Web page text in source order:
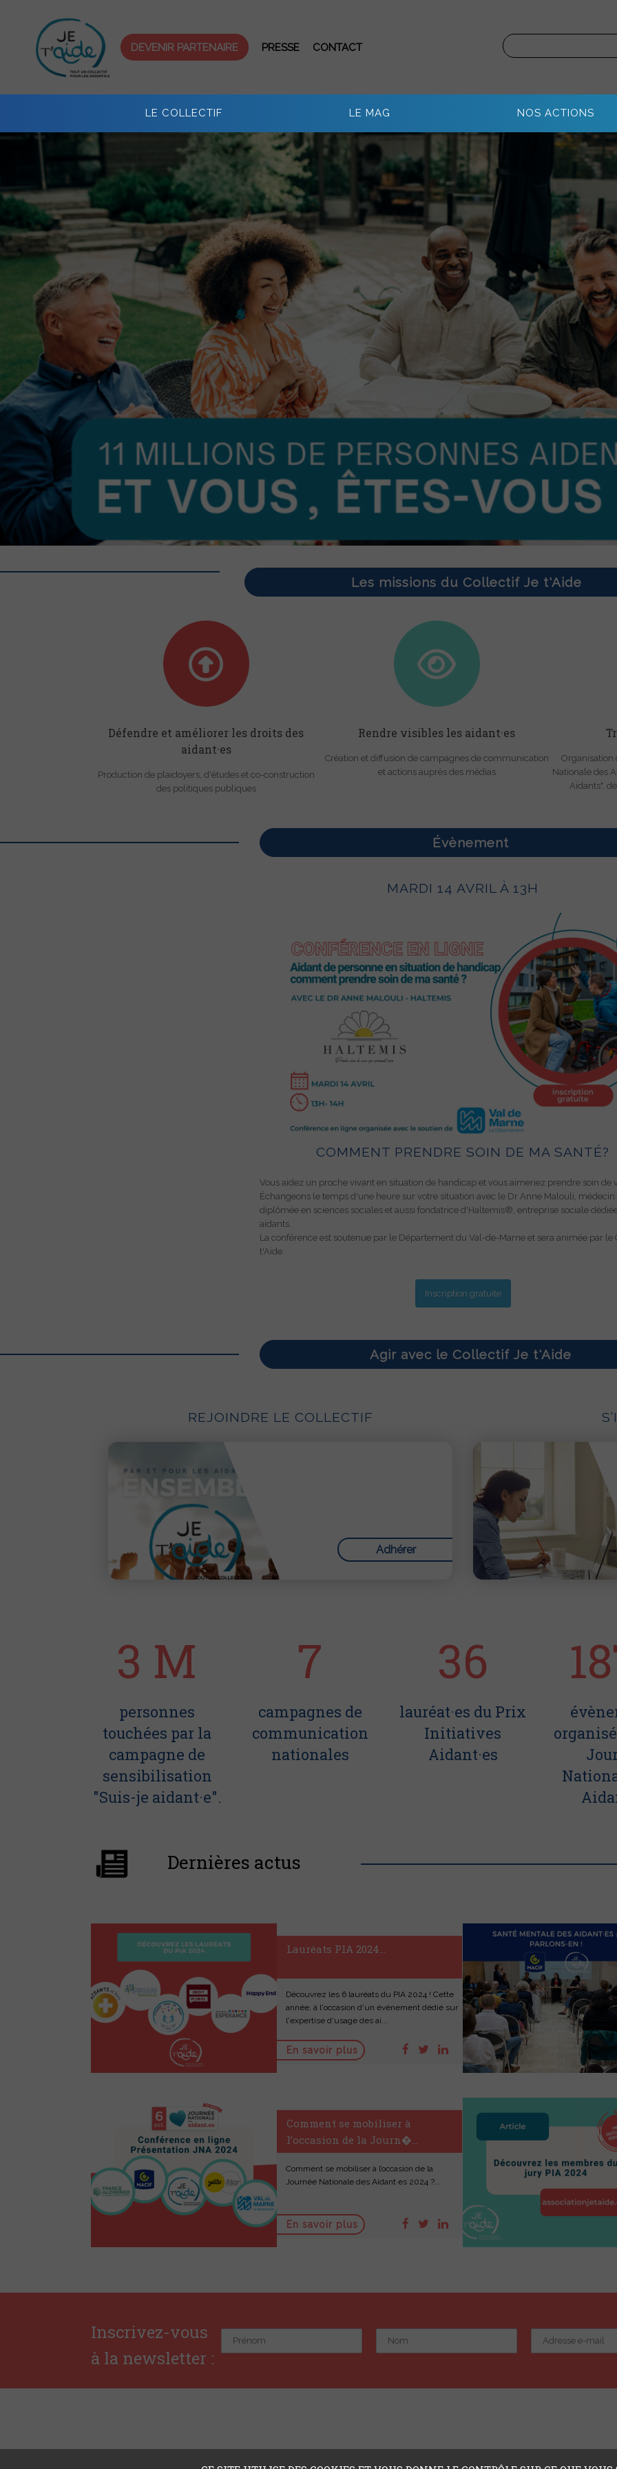
DEVENIR PARTENAIRE PRESSE CONTACT
LE COLLECTIF LE MAG NOS ACTIONS
Les missions du Collectif Je t'Aide
Défendre et améliorer les droits des
aidant·es
Production de plaidoyers, d'études et co-construction
des politiques publiques
Rendre visibles les aidant·es
Création et diffusion de campagnes de communication
et actions auprès des médias
Organisation
Nationale des
Aidants",
Évènement
MARDI 14 AVRIL À 13H
COMMENT PRENDRE SOIN DE MA SANTÉ?
Vous aidez un proche vivant en situation de handicap et vous aimeriez prendre soin de
Échangeons le temps d'une heure sur votre situation avec le Dr Anne Malouli, médecin
diplômée en sciences sociales et aussi fondatrice d'Haltemis®, entreprise sociale
aidants.
La conférence est soutenue par le Département du Val-de-Marne et sera animée par le
t'Aide.
Inscription gratuite
Agir avec le Collectif Je t'Aide
REJOINDRE LE COLLECTIF
Adhérer
3 M
personnes
touchées par la
campagne de
sensibilisation
"Suis-je aidant·e".
7
campagnes de
communication
nationales
36
lauréat·es du Prix
Initiatives
Aidant·es
Dernières actus
Lauréats PIA 2024...
Découvrez les 6 lauréats du PIA 2024 ! Cette
année, à l'occasion d'un évènement dédié sur
l'expertise d'usage des ai...
En savoir plus
Comment se mobiliser à
l’occasion de la Journ�...
Comment se mobiliser à l’occasion de la
Journée Nationale des Aidant·es 2024 ?...
En savoir plus
Inscrivez-vous
à la newsletter :
Recevez chaque mois les actualités du Collectif Je
articles d'expertise et ses conseils à destination des